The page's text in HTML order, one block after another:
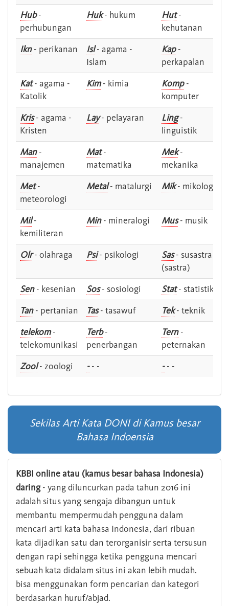
Hub-
perhubungan
Huk- hukum Hut-
kehutanan
Ikn- perikanan Isl- agama -
Islam
Kap-
perkapalan
Kat- agama -
Katolik
Kim- kimia Komp-
komputer
Kris- agama -
Kristen
Lay- pelayaran Ling-
linguistik
Man-
manajemen
Mat-
matematika
Mek-
mekanika
Met-
meteorologi
Metal- matalurgi Mik- mikologi
Mil-
kemiliteran
Min- mineralogi Mus- musik
Olr- olahraga Psi- psikologi Sas- susastra -
(sastra)
Sen- kesenian Sos- sosiologi Stat- statistik
Tan- pertanian Tas- tasawuf Tek- teknik
telekom-
telekomunikasi
Terb-
penerbangan
Tern-
peternakan
Zool- zoologi -- - -- -
Sekilas Arti Kata DONI di Kamus besar
Bahasa Indoensia
KBBI online atau (kamus besar bahasa Indonesia)
daring- yang diluncurkan pada tahun 2016 ini
adalah situs yang sengaja dibangun untuk
membantu mempermudah pengguna dalam
mencari arti kata bahasa Indonesia, dari ribuan
kata dijadikan satu dan terorganisir serta tersusun
dengan rapi sehingga ketika pengguna mencari
sebuah kata didalam situs ini akan lebih mudah.
bisa menggunakan form pencarian dan kategori
berdasarkan huruf/abjad.